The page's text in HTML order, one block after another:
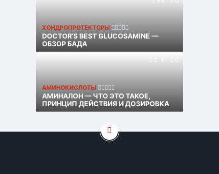
ХОНДРОПРОТЕКТОРЫ
DOCTOR’S BEST GLUCOSAMINE —
ОБЗОР БАДА
21K 0
АМИНОКИСЛОТЫ
АМИНАЛОН — ЧТО ЭТО ТАКОЕ,
ПРИНЦИП ДЕЙСТВИЯ И ДОЗИРОВКА